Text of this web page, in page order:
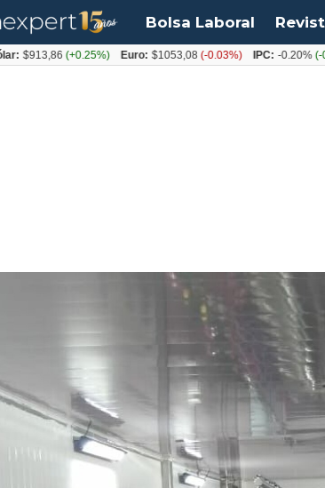
Bolsa Laboral
(+0.25%) Euro: $1053,08(-0.03%) IPC: -0.20%(-0.50